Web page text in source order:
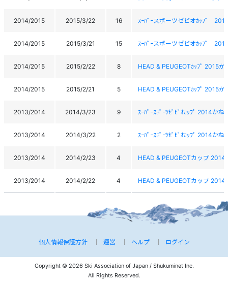
2014/2015 2015/3/22 16 ｽｰﾊﾟｰスポーツゼビオｶｯﾌﾟ
2014/2015 2015/3/21 15 ｽｰﾊﾟｰスポーツゼビオｶｯﾌﾟ
2014/2015 2015/2/22 8 HEAD & PEUGEOTｶｯﾌﾟ 2015か
2014/2015 2015/2/21 5 HEAD & PEUGEOTｶｯﾌﾟ 2015か
2013/2014 2014/3/23 9 ｽｰﾊﾟｰｽﾎﾟｰﾂｾﾞﾋﾞｵｶｯﾌﾟ 2014かね
2013/2014 2014/3/22 2 ｽｰﾊﾟｰｽﾎﾟｰﾂｾﾞﾋﾞｵｶｯﾌﾟ 2014かね
2013/2014 2014/2/23 4 HEAD & PEUGEOTカップ 2014
2013/2014 2014/2/22 4 HEAD & PEUGEOTカップ 2014
個人情報保護方針 運営 ヘルプ ログイン
Copyright © 2026 Ski Association of Japan / Shukuminet Inc.
All Rights Reserved.